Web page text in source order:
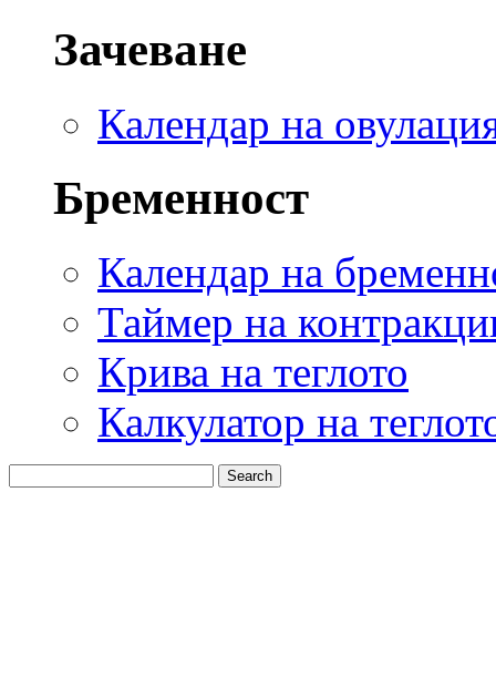
Зачеване
Календар на
Бременност
Календар на
Таймер на
Крива на теглото
Калкулатор на